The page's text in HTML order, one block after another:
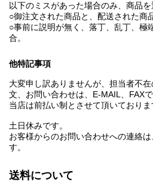
以下のミスがあった場合のみ、商品を
○御注文された商品と、配送された商
○事前に説明が無く、落丁、乱丁、極
合。
他特記事項
大変申し訳ありませんが、担当者不
文、お問い合わせは、E‐MAIL、FAX
当店は前払い制とさせて頂いておりま
土日休みです。
お客様からのお問い合わせへの連絡
す。
送料について